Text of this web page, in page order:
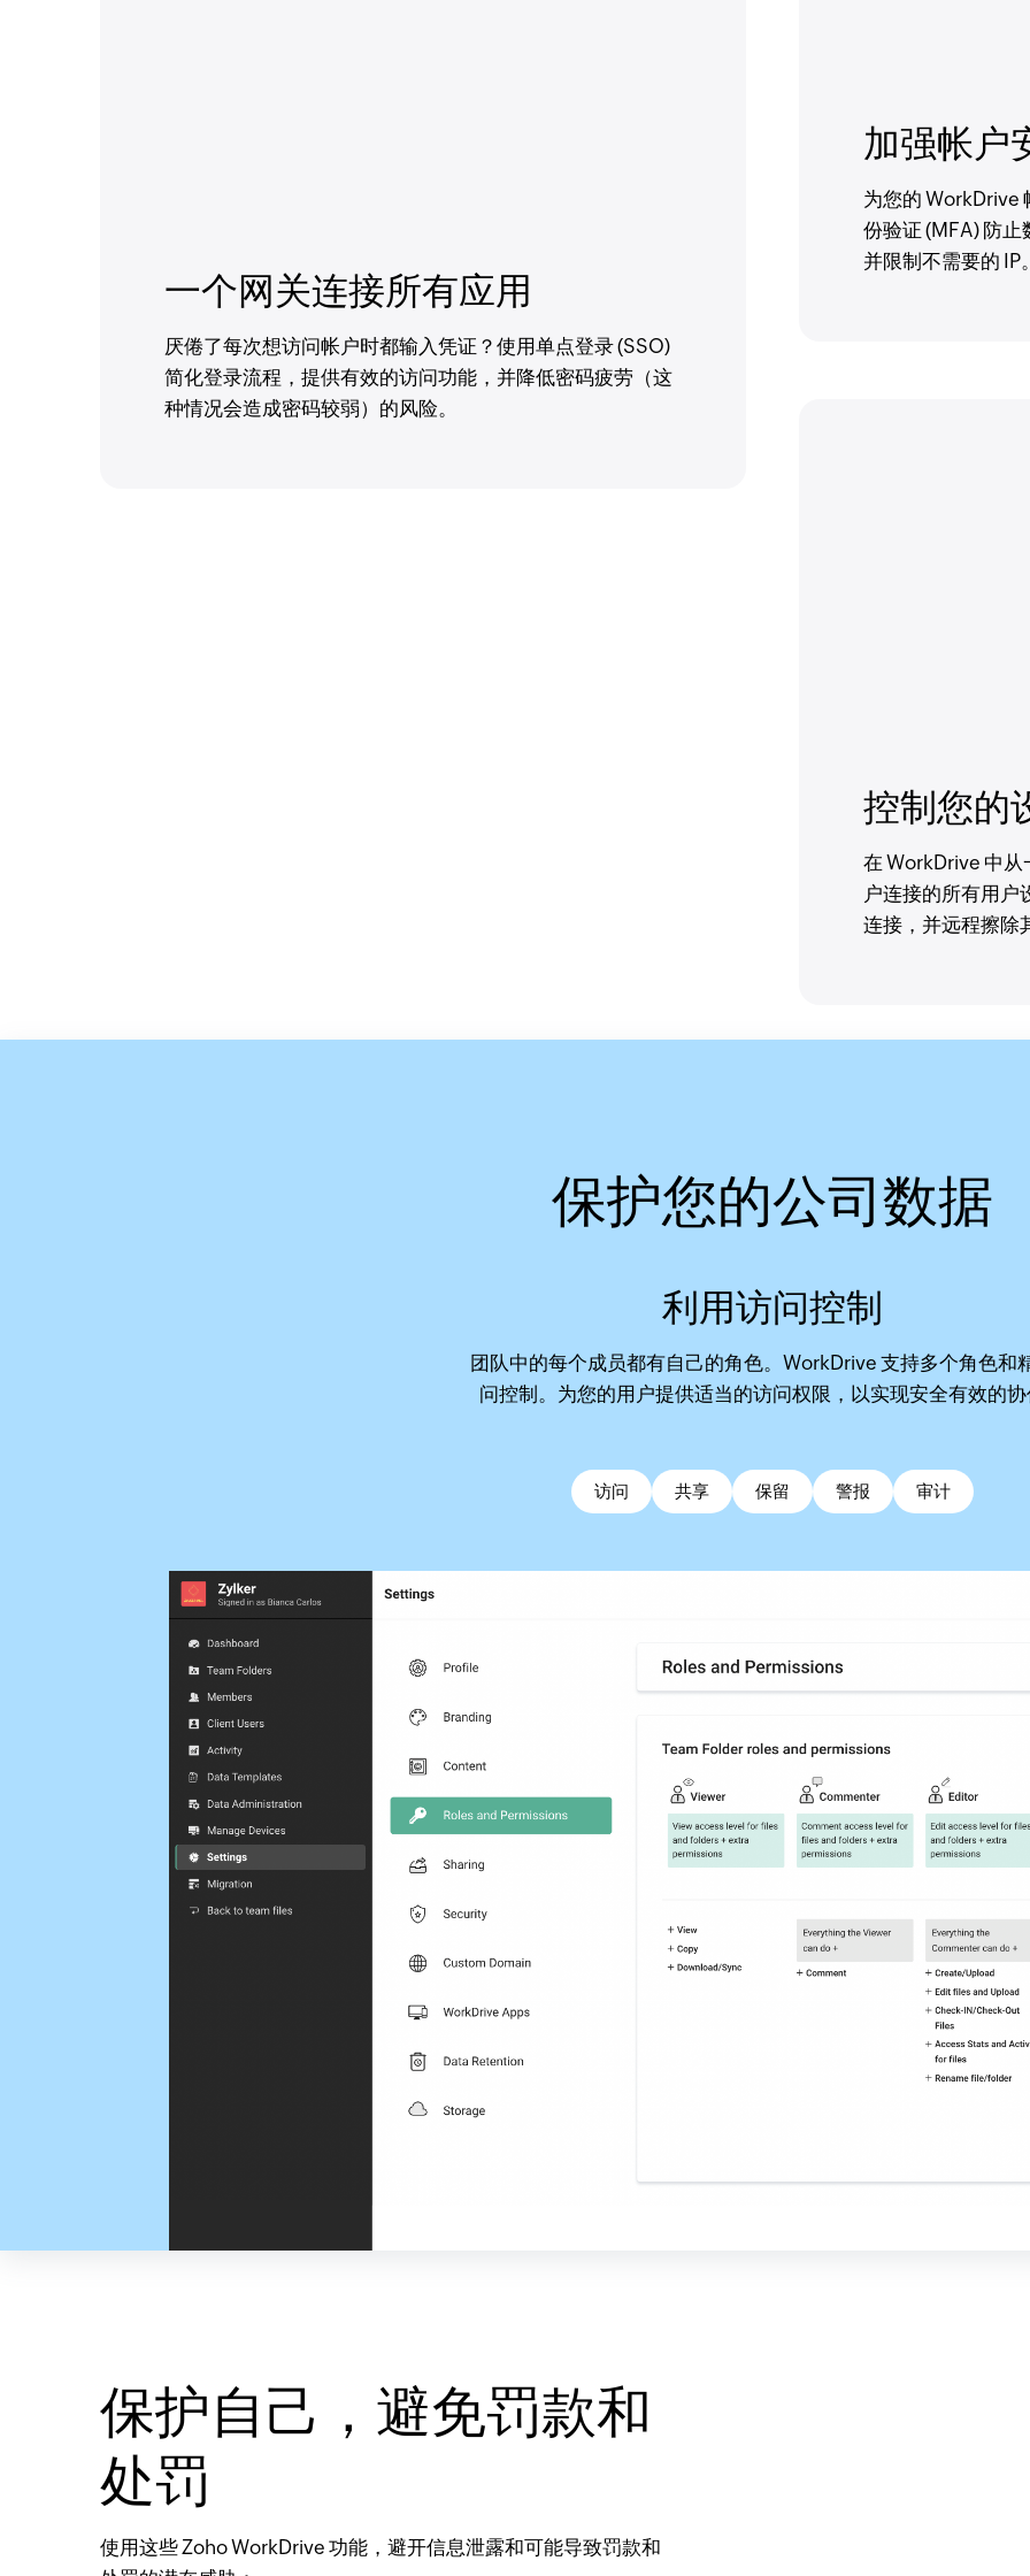
一个网关连接所有应用
厌倦了每次想访问帐户时都输入凭证？使用单点登录 (SSO)
简化登录流程，提供有效的访问功能，并降低密码疲劳（这
种情况会造成密码较弱）的风险。
加强帐户
为您的 WorkDrive
份验证 (MFA) 防
并限制不需要的 IP。
控制您的
在 WorkDrive 中
户连接的所有用户
连接，并远程擦除
保护您的公司数据
访问 共享 保留 警报 审计
利用访问控制
团队中的每个成员都有自己的角色。WorkDrive 支持多个角色和
问控制。为您的用户提供适当的访问权限，以实现安全有效的协
安全共享企业数据
通过自定义控制选项（例如下载限制、到期日期和密码保护）
户、利益相关者或任何必要的第三方共享敏感文件。
保护自己，避免罚款和
处罚
使用这些 Zoho WorkDrive 功能，避开信息泄露和可能导致罚款和